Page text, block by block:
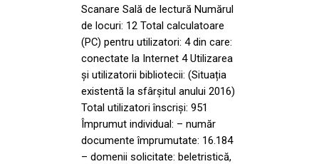
Scanare Sală de lectură Numărul
de locuri: 12 Total calculatoare
(PC) pentru utilizatori: 4 din care:
conectate la Internet 4 Utilizarea
și utilizatorii bibliotecii: (Situația
existentă la sfârșitul anului 2016)
Total utilizatori înscriși: 951
Împrumut individual: – număr
documente împrumutate: 16.184
– domenii solicitate: beletristică,